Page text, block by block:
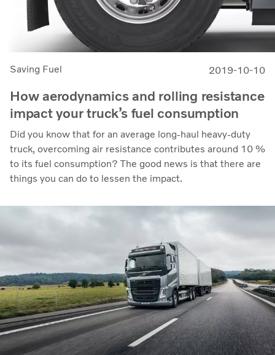
Saving Fuel 2019-10-10
How aerodynamics and rolling resistance
impact your truck’s fuel consumption
Did you know that for an average long-haul heavy-duty
truck, overcoming air resistance contributes around 10 %
to its fuel consumption? The good news is that there are
things you can do to lessen the impact.